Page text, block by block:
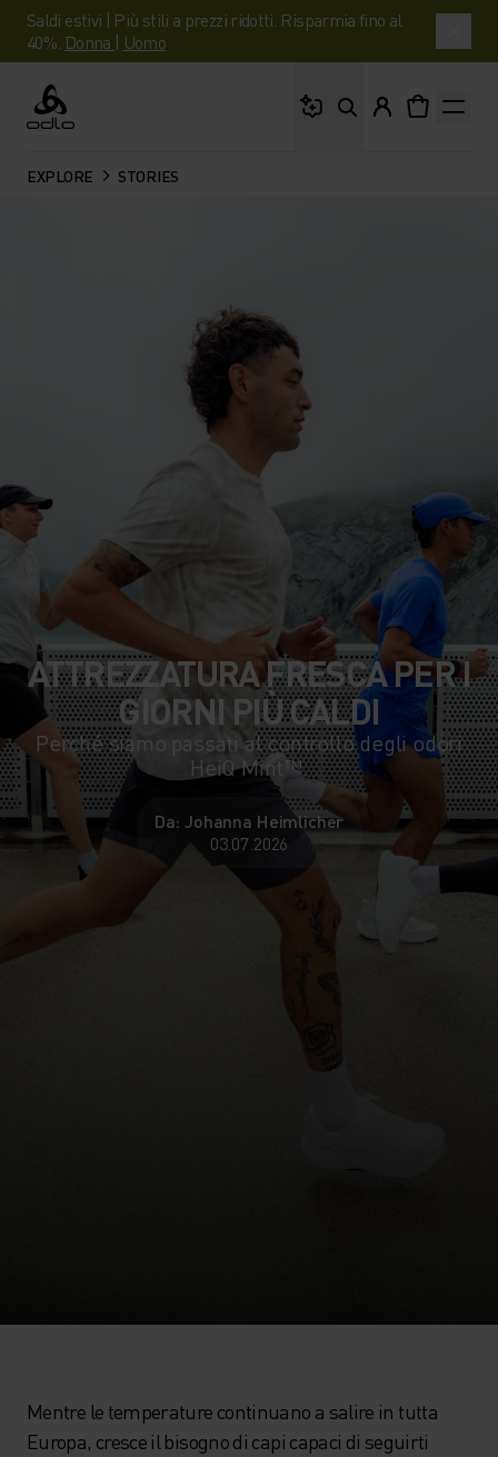
Saldi estivi | Più stili a prezzi ridotti. Risparmia fino al
40%. Donna | Uomo
Odlo
EXPLORE STORIES
ATTREZZATURA FRESCA PER I
GIORNI PIÙ CALDI
Perché siamo passati al controllo degli odori
HeiQ Mint™.
Da: Johanna Heimlicher
03.07.2026
Mentre le temperature continuano a salire in tutta
Europa, cresce il bisogno di capi capaci di seguirti